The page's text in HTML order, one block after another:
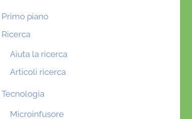
Primo piano
Ricerca
Aiuta la ricerca
Articoli ricerca
Tecnologia
Microinfusore